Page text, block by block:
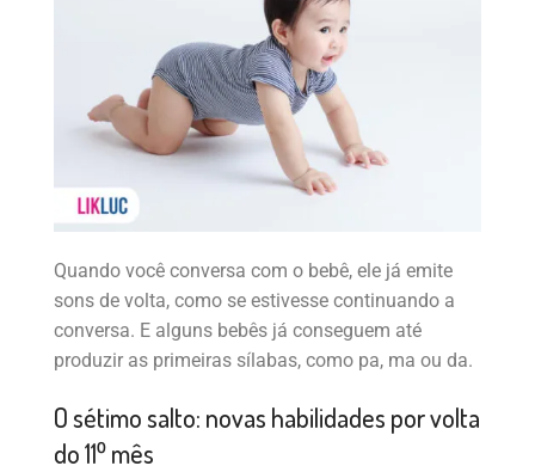
Quando você conversa com o bebê, ele já emite
sons de volta, como se estivesse continuando a
conversa. E alguns bebês já conseguem até
produzir as primeiras sílabas, como pa, ma ou da.
O sétimo salto: novas habilidades por volta
do 11⁰ mês